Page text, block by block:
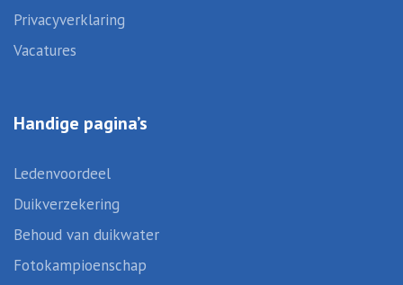
Privacyverklaring
Vacatures
Handige pagina’s
Ledenvoordeel
Duikverzekering
Behoud van duikwater
Fotokampioenschap